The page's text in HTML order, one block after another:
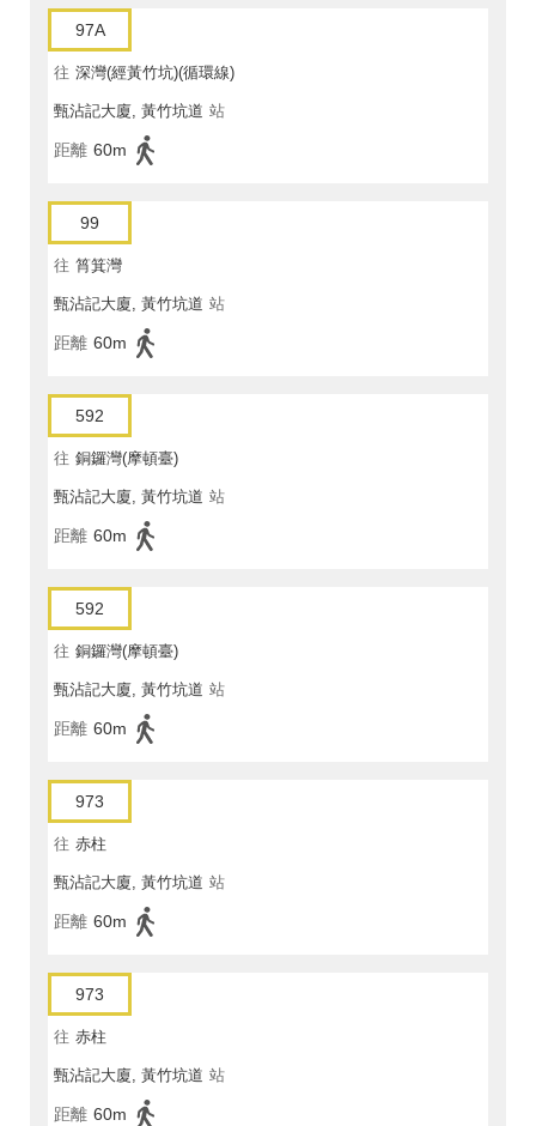
97A
往 深灣(經黃竹坑)(循環線)
甄沾記大廈, 黃竹坑道 站
距離 60m
99
往 筲箕灣
甄沾記大廈, 黃竹坑道 站
距離 60m
592
往 銅鑼灣(摩頓臺)
甄沾記大廈, 黃竹坑道 站
距離 60m
592
往 銅鑼灣(摩頓臺)
甄沾記大廈, 黃竹坑道 站
距離 60m
973
往 赤柱
甄沾記大廈, 黃竹坑道 站
距離 60m
973
往 赤柱
甄沾記大廈, 黃竹坑道 站
距離 60m